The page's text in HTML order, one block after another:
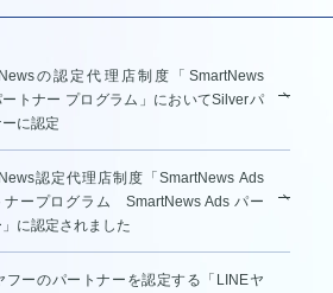
の認定代理店制度「SmartNews
ートナー プログラム」においてSilverパ
に認定
認定代理店制度「SmartNews Ads
ナープログラム SmartNews Ads パー
」に認定されました
フーのパートナーを認定する「LINEヤ